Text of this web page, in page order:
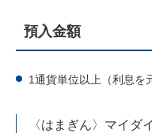
預入金額
1通貨単位以上（利息を
〈はまぎん〉マイダ